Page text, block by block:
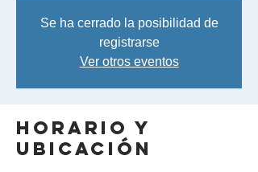
Se ha cerrado la posibilidad de
registrarse
Ver otros eventos
Horario y
ubicación